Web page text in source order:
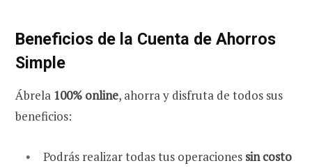
Beneficios de la Cuenta de Ahorros
Simple
Ábrela 100% online, ahorra y disfruta de todos sus
beneficios​:
Podrás realizar todas tus operaciones sin costo